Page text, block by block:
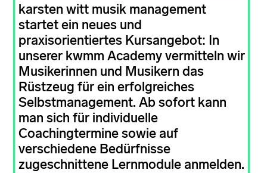
karsten witt musik management
startet ein neues und
praxisorientiertes Kursangebot: In
unserer kwmm Academy vermitteln wir
Musikerinnen und Musikern das
Rüstzeug für ein erfolgreiches
Selbstmanagement. Ab sofort kann
man sich für individuelle
Coachingtermine sowie auf
verschiedene Bedürfnisse
zugeschnittene Lernmodule anmelden.